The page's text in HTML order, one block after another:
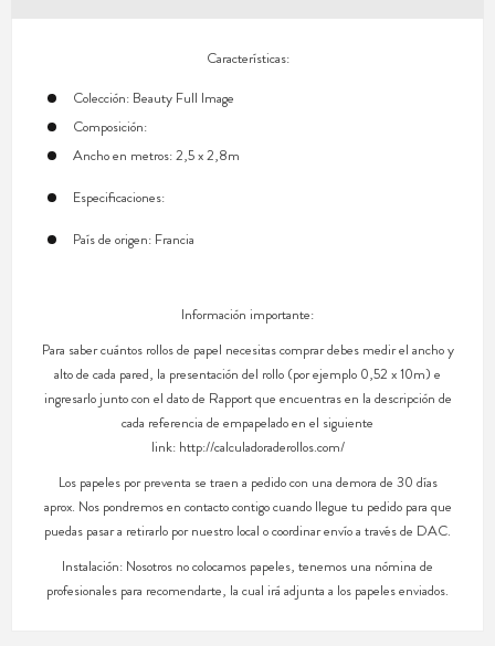
Características:
Colección: Beauty Full Image
Composición:
Ancho en metros: 2,5 x 2,8m
Especificaciones:
País de origen: Francia
Información importante:
Para saber cuántos rollos de papel necesitas comprar debes medir el ancho y
alto de cada pared, la presentación del rollo (por ejemplo 0,52 x 10m) e
ingresarlo junto con el dato de Rapport que encuentras en la descripción de
cada referencia de empapelado en el siguiente
link: http://calculadoraderollos.com/
Los papeles por preventa se traen a pedido con una demora de 30 días
aprox. Nos pondremos en contacto contigo cuando llegue tu pedido para que
puedas pasar a retirarlo por nuestro local o coordinar envío a través de DAC.
Instalación: Nosotros no colocamos papeles, tenemos una nómina de
profesionales para recomendarte, la cual irá adjunta a los papeles enviados.